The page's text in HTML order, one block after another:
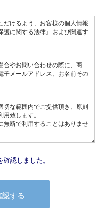
認しました。